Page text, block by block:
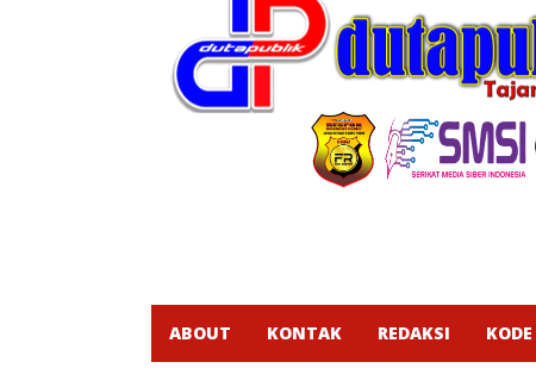
ABOUT KONTAK REDAKSI